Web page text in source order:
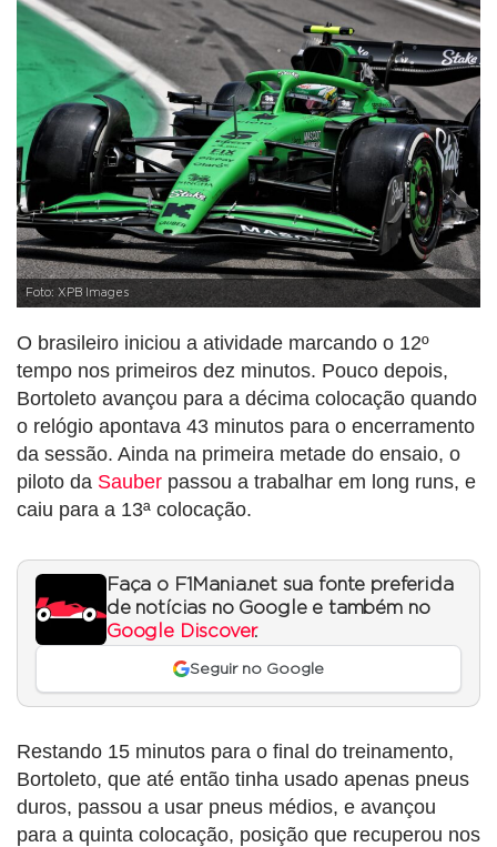
Foto: XPB Images
O brasileiro iniciou a atividade marcando o 12º
tempo nos primeiros dez minutos. Pouco depois,
Bortoleto avançou para a décima colocação quando
o relógio apontava 43 minutos para o encerramento
da sessão. Ainda na primeira metade do ensaio, o
piloto da Sauber passou a trabalhar em long runs, e
caiu para a 13ª colocação.
Faça o F1Mania.net sua fonte preferida
de notícias no Google e também no
Google Discover.
Seguir no Google
Restando 15 minutos para o final do treinamento,
Bortoleto, que até então tinha usado apenas pneus
duros, passou a usar pneus médios, e avançou
para a quinta colocação, posição que recuperou nos